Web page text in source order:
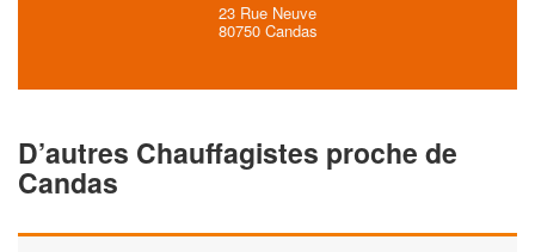
23 Rue Neuve
80750 Candas
D’autres Chauffagistes proche de
Candas